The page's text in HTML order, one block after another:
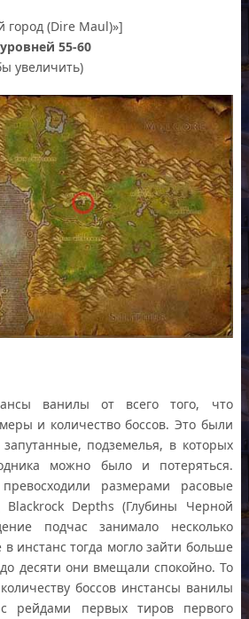
(Dire Maul)»]
уровней 55-60
увеличить)
ванилы от всего того, что
и количество боссов. Это были
подземелья, в которых
можно было и потеряться.
размерами расовые
Depths (Глубины Черной
подчас занимало несколько
инстанс тогда могло зайти больше
десяти они вмещали спокойно. То
боссов инстансы ванилы
рейдами первых тиров первого